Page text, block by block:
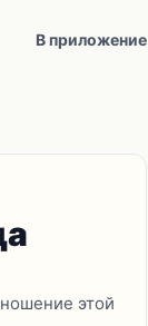
В приложение
этой